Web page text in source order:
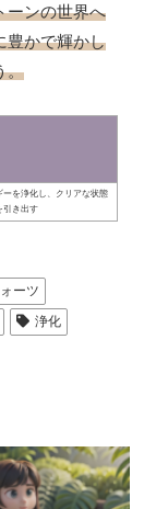
ーンの世界へ
豊かで輝かし
。
を浄化し、クリアな状態
引き出す
ーツ
浄化